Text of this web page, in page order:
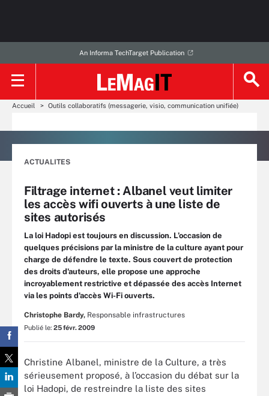
An Informa TechTarget Publication
Accueil Outils collaboratifs (messagerie, visio, communication unifiée)
ACTUALITES
Filtrage internet : Albanel veut limiter
les accès wifi ouverts à une liste de
sites autorisés
La loi Hadopi est toujours en discussion. L’occasion de
quelques précisions par la ministre de la culture ayant pour
charge de défendre le texte. Sous couvert de protection
des droits d'auteurs, elle propose une approche
incroyablement restrictive et dépassée des accès Internet
via les points d'accès Wi-Fi ouverts.
Christophe Bardy, Responsable infrastructures
Publié le: 25 févr. 2009
Christine Albanel, ministre de la Culture, a très
sérieusement proposé, à l’occasion du débat sur la
loi Hadopi, de restreindre la liste des sites